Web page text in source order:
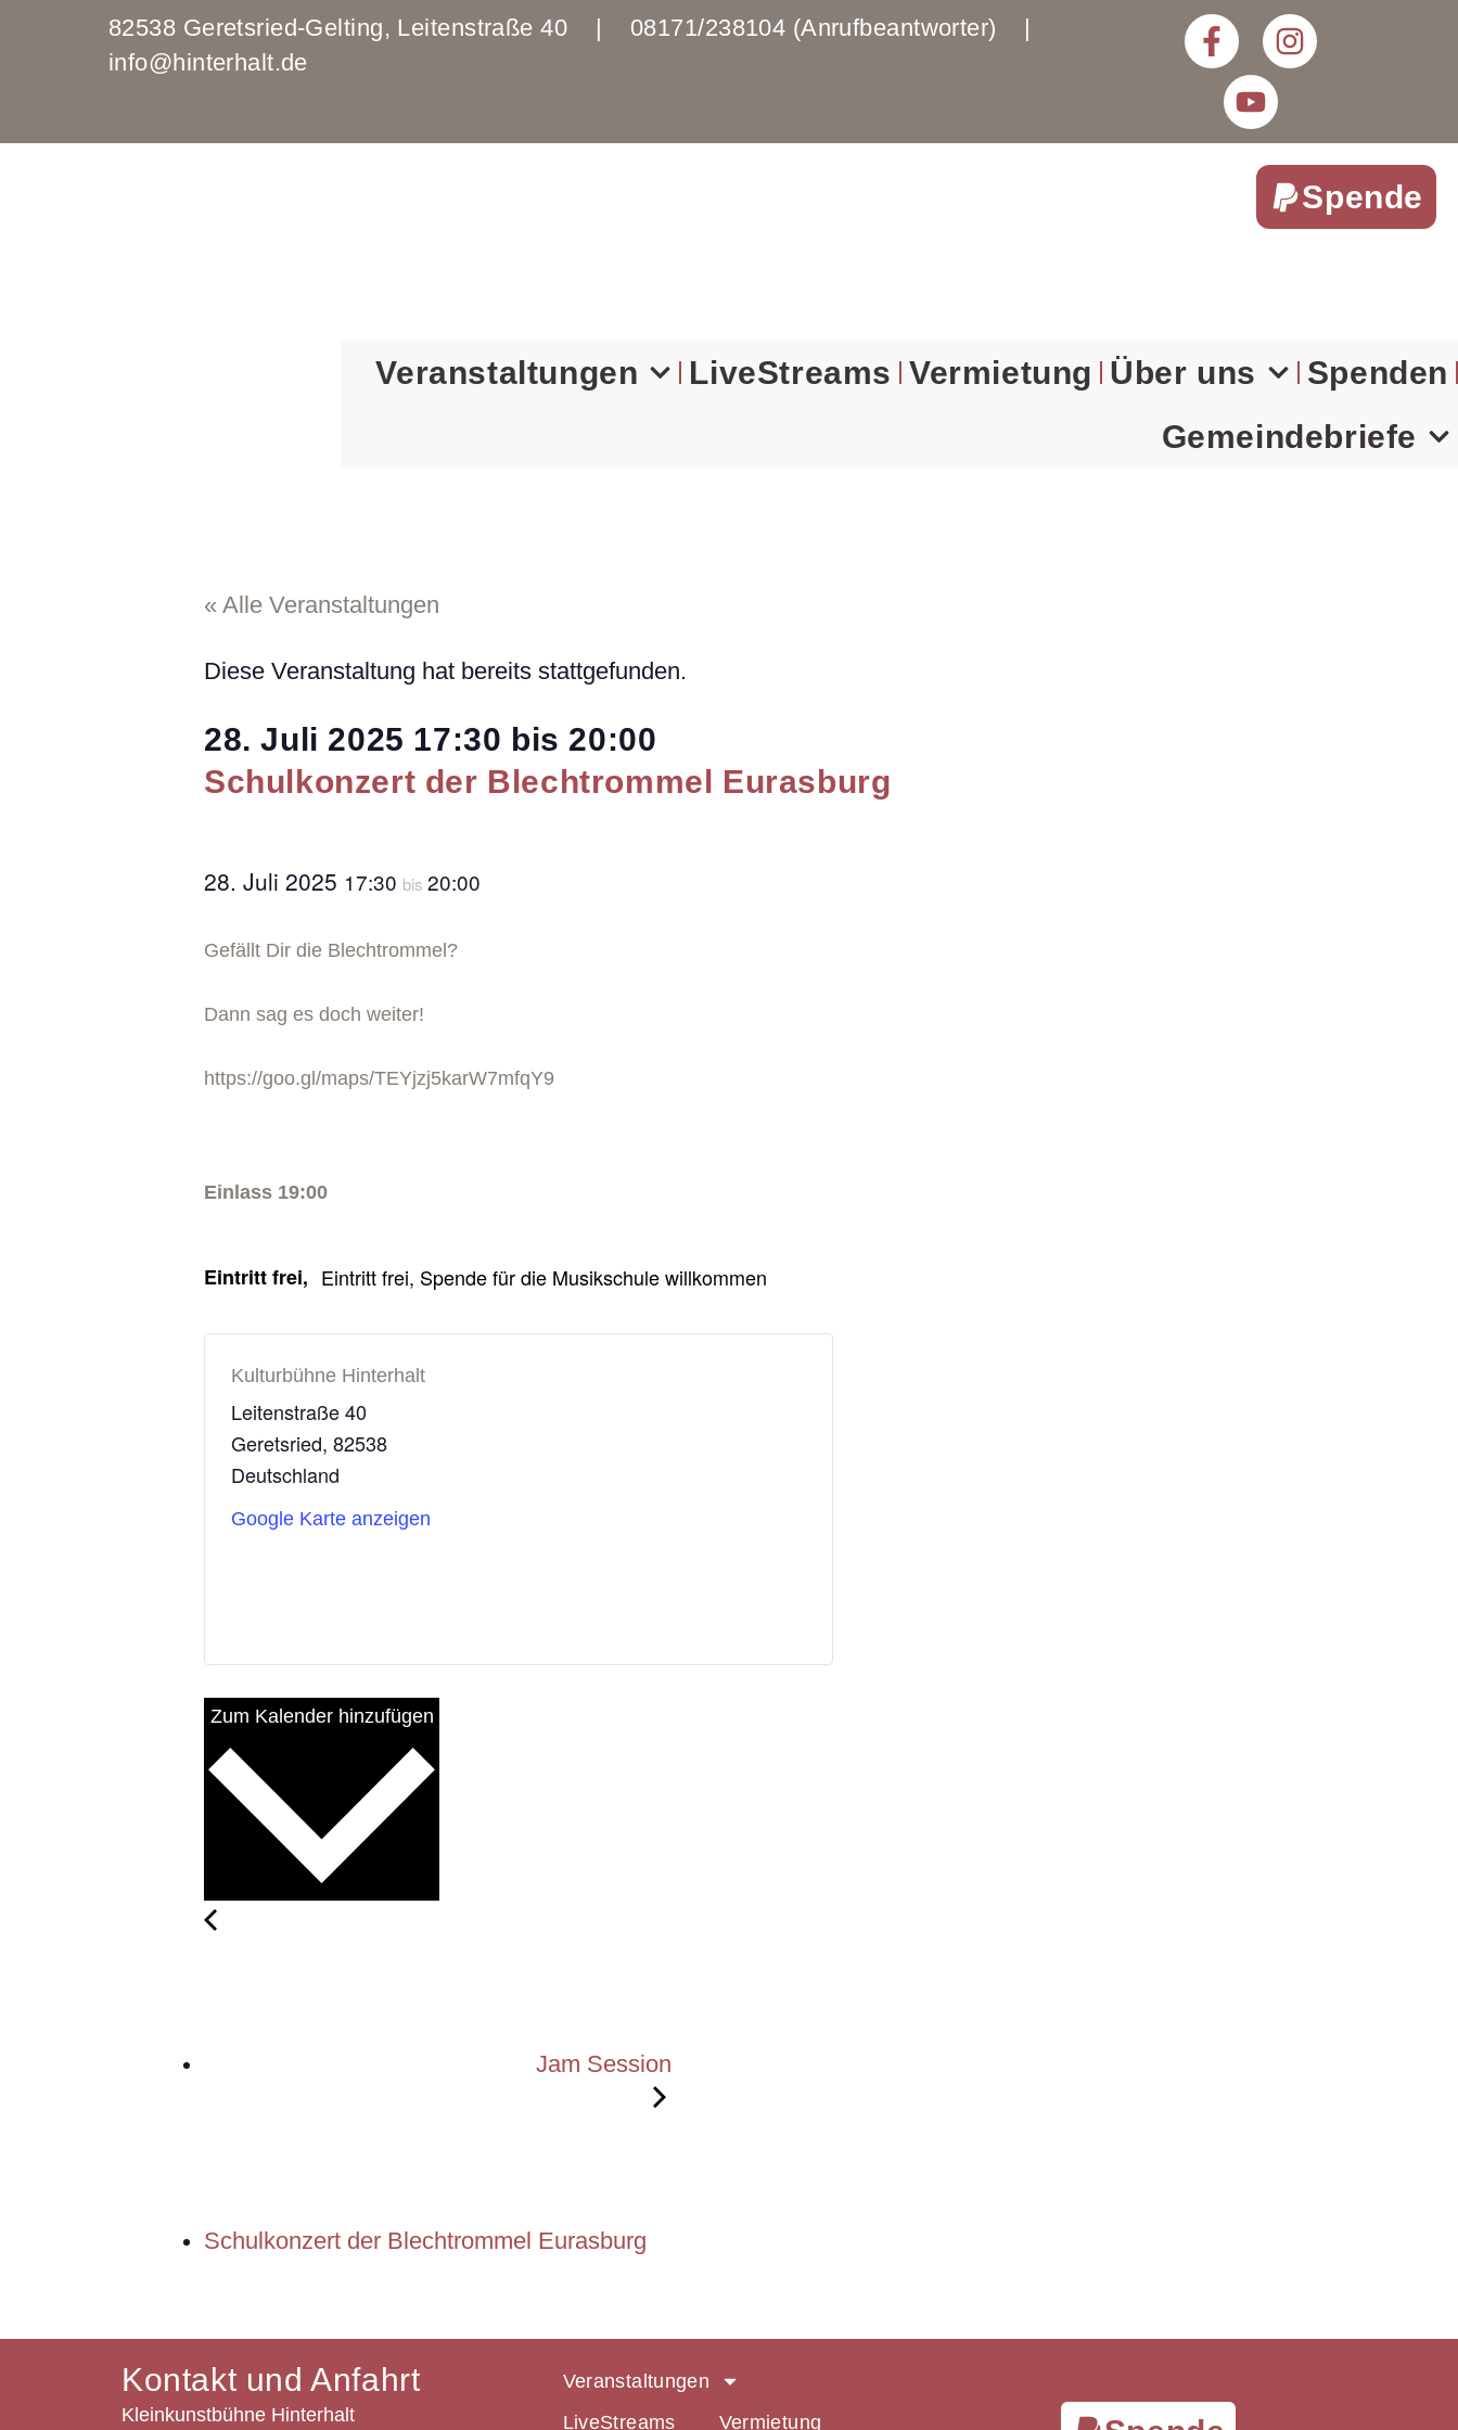
82538 Geretsried-Gelting, Leitenstraße 40 | 08171/238104 (Anrufbeantworter) |
info@hinterhalt.de
Spende
Veranstaltungen LiveStreams Vermietung Über uns
Spenden
Gemeindebriefe
« Alle Veranstaltungen
Diese Veranstaltung hat bereits stattgefunden.
28. Juli 2025 17:30 bis 20:00
Schulkonzert der Blechtrommel Eurasburg
28. Juli 2025 17:30 bis 20:00
Gefällt Dir die Blechtrommel?
Dann sag es doch weiter!
https://goo.gl/maps/TEYjzj5karW7mfqY9
Einlass 19:00
Eintritt frei, Eintritt frei, Spende für die Musikschule willkommen
Kulturbühne Hinterhalt
Leitenstraße 40
Geretsried, 82538
Deutschland
Google Karte anzeigen
Jam Session
Schulkonzert der Blechtrommel Eurasburg
Kontakt und Anfahrt
Kleinkunstbühne Hinterhalt
Veranstaltungen
LiveStreams
Vermietung